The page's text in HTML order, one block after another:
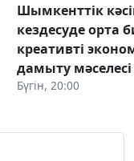
Шымкенттік
кездесуде орта
креативті
дамыту
Бүгін, 20:00